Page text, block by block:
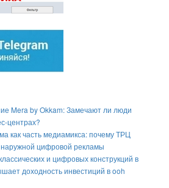
Mera by Okkam: Замечают ли люди
центрах?
как часть медиамикса: почему ТРЦ
цифровой рекламы
и цифровых конструкций в
доходность инвестиций в ooh